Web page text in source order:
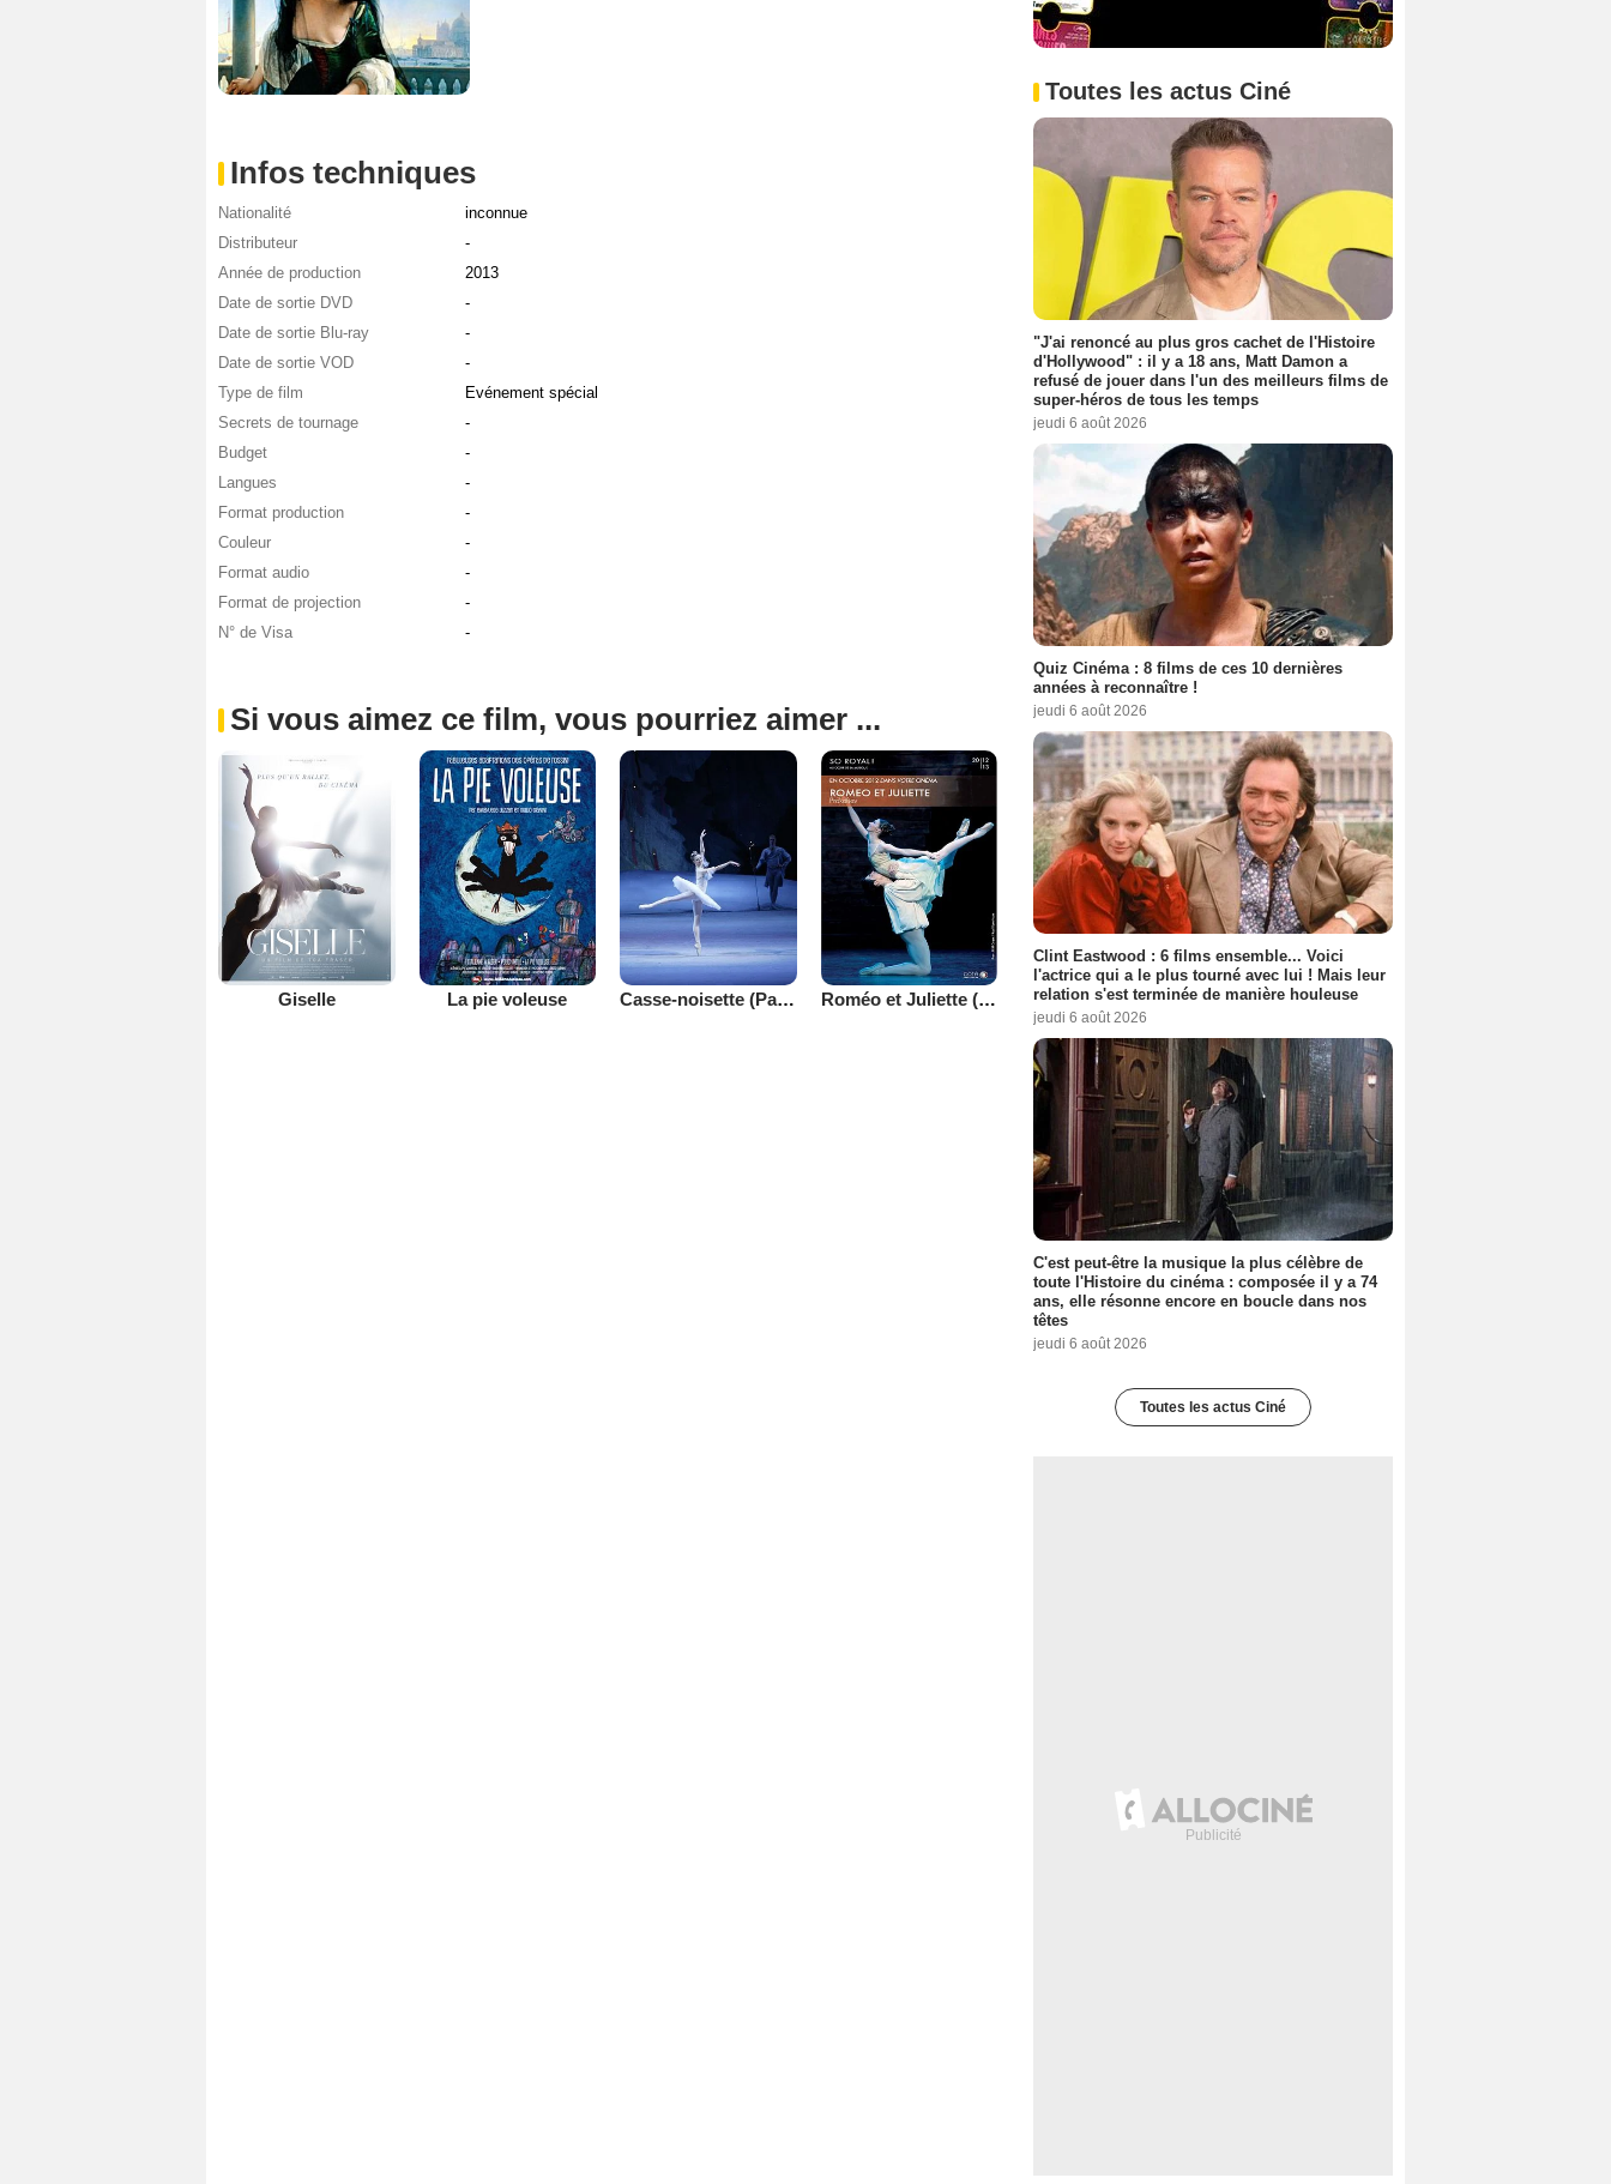
Infos techniques
Nationalité
inconnue
Distributeur
-
Année de production
2013
Date de sortie DVD
-
Date de sortie Blu-ray
-
Date de sortie VOD
-
Type de film
Evénement spécial
Secrets de tournage
-
Budget
-
Langues
-
Format production
-
Couleur
-
Format audio
-
Format de projection
-
N° de Visa
-
Si vous aimez ce film, vous pourriez aimer ...
Giselle La pie voleuse Casse-noisette (Pathé Live) Roméo et Juliette (Côté Diffusion)
Toutes les actus Ciné
"J'ai renoncé au plus gros cachet de l'Histoire
d'Hollywood" : il y a 18 ans, Matt Damon a
refusé de jouer dans l'un des meilleurs films de
super-héros de tous les temps
jeudi 6 août 2026
Quiz Cinéma : 8 films de ces 10 dernières
années à reconnaître !
jeudi 6 août 2026
Clint Eastwood : 6 films ensemble... Voici
l'actrice qui a le plus tourné avec lui ! Mais leur
relation s'est terminée de manière houleuse
jeudi 6 août 2026
C'est peut-être la musique la plus célèbre de
toute l'Histoire du cinéma : composée il y a 74
ans, elle résonne encore en boucle dans nos
têtes
jeudi 6 août 2026
Toutes les actus Ciné